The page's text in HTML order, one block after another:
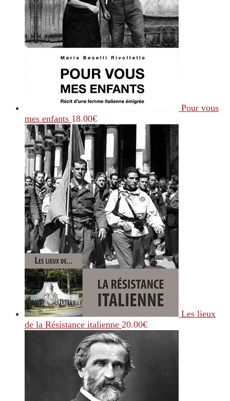
Pour vous
mes enfants 18.00€
Les lieux
de la Résistance italienne 20.00€